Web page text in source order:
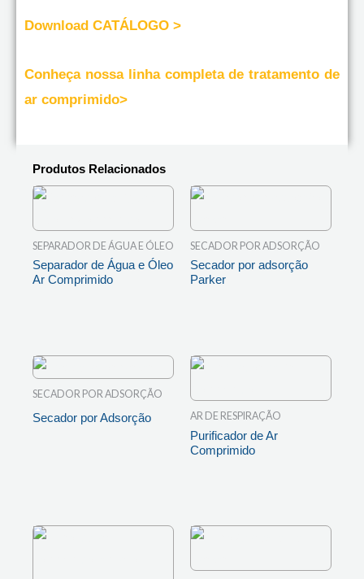
Download CATÁLOGO >
Conheça nossa linha completa de tratamento de
ar comprimido>
Produtos Relacionados
SEPARADOR DE ÁGUA E ÓLEO
Separador de Água e Óleo
Ar Comprimido
SECADOR POR ADSORÇÃO
Secador por adsorção
Parker
SECADOR POR ADSORÇÃO
Secador por Adsorção AR DE RESPIRAÇÃO
Purificador de Ar
Comprimido